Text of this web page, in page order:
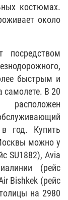
костюмах.
около
посредством
быстрым и
самолете. В 20
год. Купить
можно у
SU1882), Avia
(рейс
Bishkek (рейс
на 2980